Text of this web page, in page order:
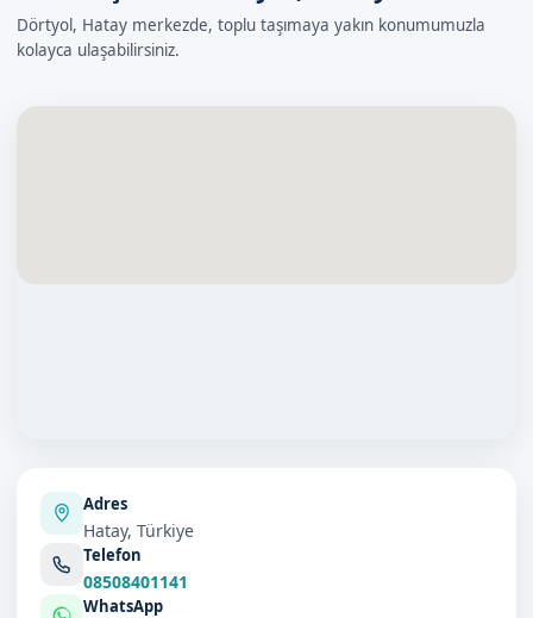
Dörtyol, Hatay merkezde, toplu taşımaya yakın konumumuzla
kolayca ulaşabilirsiniz.
Adres
Hatay, Türkiye
Telefon
08508401141
WhatsApp